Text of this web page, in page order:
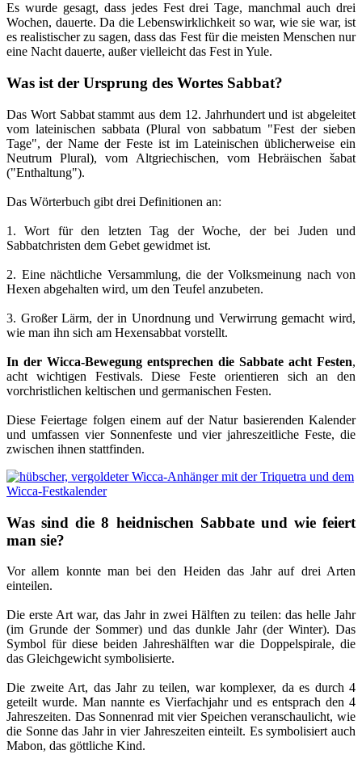
Es wurde gesagt, dass jedes Fest drei Tage, manchmal auch drei
Wochen, dauerte. Da die Lebenswirklichkeit so war, wie sie war, ist
es realistischer zu sagen, dass das Fest für die meisten Menschen nur
eine Nacht dauerte, außer vielleicht das Fest in Yule.
Was ist der Ursprung des Wortes Sabbat?
Das Wort Sabbat stammt aus dem 12. Jahrhundert und ist abgeleitet
vom lateinischen sabbata (Plural von sabbatum "Fest der sieben
Tage", der Name der Feste ist im Lateinischen üblicherweise ein
Neutrum Plural), vom Altgriechischen, vom Hebräischen šabat
("Enthaltung").
Das Wörterbuch gibt drei Definitionen an:
1. Wort für den letzten Tag der Woche, der bei Juden und
Sabbatchristen dem Gebet gewidmet ist.
2. Eine nächtliche Versammlung, die der Volksmeinung nach von
Hexen abgehalten wird, um den Teufel anzubeten.
3. Großer Lärm, der in Unordnung und Verwirrung gemacht wird,
wie man ihn sich am Hexensabbat vorstellt.
In der Wicca-Bewegung entsprechen die Sabbate acht Festen,
acht wichtigen Festivals. Diese Feste orientieren sich an den
vorchristlichen keltischen und germanischen Festen.
Diese Feiertage folgen einem auf der Natur basierenden Kalender
und umfassen vier Sonnenfeste und vier jahreszeitliche Feste, die
zwischen ihnen stattfinden.
Was sind die 8 heidnischen Sabbate und wie feiert
man sie?
Vor allem konnte man bei den Heiden das Jahr auf drei Arten
einteilen.
Die erste Art war, das Jahr in zwei Hälften zu teilen: das helle Jahr
(im Grunde der Sommer) und das dunkle Jahr (der Winter). Das
Symbol für diese beiden Jahreshälften war die Doppelspirale, die
das Gleichgewicht symbolisierte.
Die zweite Art, das Jahr zu teilen, war komplexer, da es durch 4
geteilt wurde. Man nannte es Vierfachjahr und es entsprach den 4
Jahreszeiten. Das Sonnenrad mit vier Speichen veranschaulicht, wie
die Sonne das Jahr in vier Jahreszeiten einteilt. Es symbolisiert auch
Mabon, das göttliche Kind.